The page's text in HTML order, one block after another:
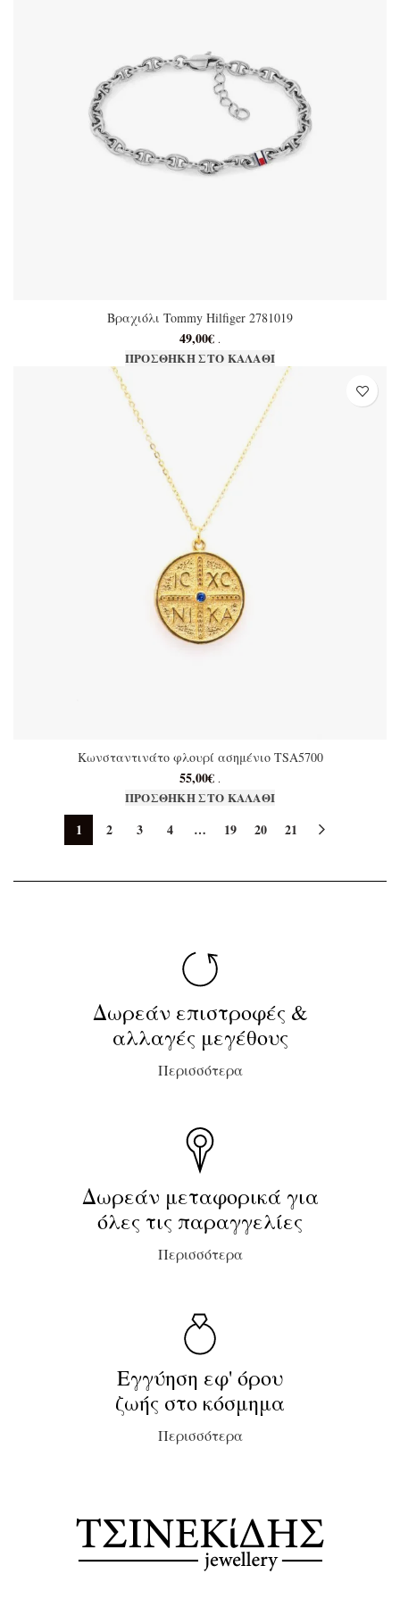
Βραχιόλι Tommy Hilfiger 2781019
49,00€ .
ΠΡΟΣΘΉΚΗ ΣΤΟ ΚΑΛΆΘΙ
Κωνσταντινάτο φλουρί ασημένιο TSA5700
55,00€ .
ΠΡΟΣΘΉΚΗ ΣΤΟ ΚΑΛΆΘΙ
1 2 3 4 … 19 20 21
Δωρεάν επιστροφές &
αλλαγές μεγέθους
Περισσότερα
Δωρεάν μεταφορικά για
όλες τις παραγγελίες
Περισσότερα
Εγγύηση εφ' όρου
ζωής στο κόσμημα
Περισσότερα